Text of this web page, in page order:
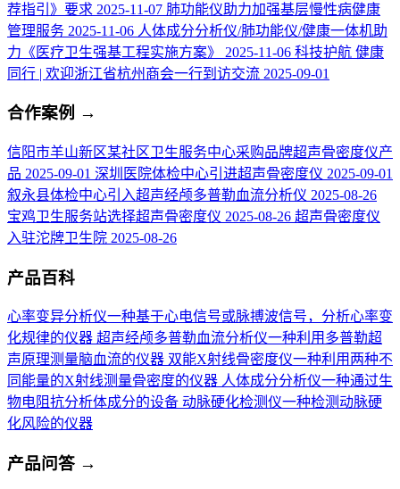
荐指引》要求 2025-11-07 肺功能仪助力加强基层慢性病健康
管理服务 2025-11-06 人体成分分析仪/肺功能仪/健康一体机助
力《医疗卫生强基工程实施方案》
2025-11-06 科技护航 健康
同行 | 欢迎浙江省杭州商会一行到访交流 2025-09-01
合作案例 →
信阳市羊山新区某社区卫生服务中心采购品牌超声骨密度仪产
品 2025-09-01 深圳医院体检中心引进超声骨密度仪 2025-09-01
叙永县体检中心引入超声经颅多普勒血流分析仪 2025-08-26
宝鸡卫生服务站选择超声骨密度仪 2025-08-26 超声骨密度仪
入驻沱牌卫生院 2025-08-26
产品百科
心率变异分析仪一种基于心电信号或脉搏波信号，分析心率变
化规律的仪器 超声经颅多普勒血流分析仪一种利用多普勒超
声原理测量脑血流的仪器 双能X射线骨密度仪一种利用两种不
同能量的X射线测量骨密度的仪器 人体成分分析仪一种通过生
物电阻抗分析体成分的设备 动脉硬化检测仪一种检测动脉硬
化风险的仪器
产品问答 →